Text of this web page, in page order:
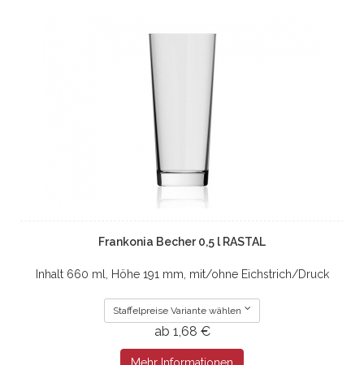
Frankonia Becher 0,5 l RASTAL
Inhalt 660 ml, Höhe 191 mm, mit/ohne Eichstrich/Druck
Staffelpreise Variante wählen
ab 1,68 €